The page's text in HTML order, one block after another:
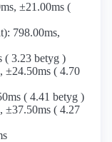
±21.00ms (
798.00ms,
( 3.23 betyg )
±24.50ms ( 4.70
( 4.41 betyg )
±37.50ms ( 4.27